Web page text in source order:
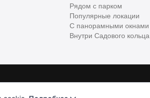
Рядом с парком
Популярные локации
С панорамными окнами
Внутри Садового кольца
принимаете
Лицензионное соглашение